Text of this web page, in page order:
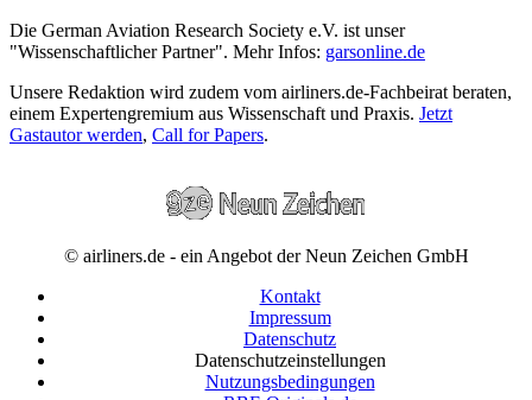
Die German Aviation Research Society e.V. ist unser
"Wissenschaftlicher Partner". Mehr Infos: garsonline.de
Unsere Redaktion wird zudem vom airliners.de-Fachbeirat beraten,
einem Expertengremium aus Wissenschaft und Praxis. Jetzt
Gastautor werden, Call for Papers.
© airliners.de - ein Angebot der Neun Zeichen GmbH
Kontakt
Impressum
Datenschutz
Datenschutzeinstellungen
Nutzungsbedingungen